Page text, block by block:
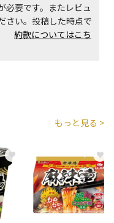
はお打ち合わせの上、
必要です。またレビュ
さい。投稿した時点で
約款についてはこち
もっと見る >
♥ ♥